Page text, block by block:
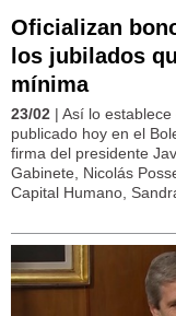
Oficializan
los jubilados
mínima
23/02 | Así lo
publicado hoy en el
firma del presidente
Gabinete, Nicolás
Capital Humano,